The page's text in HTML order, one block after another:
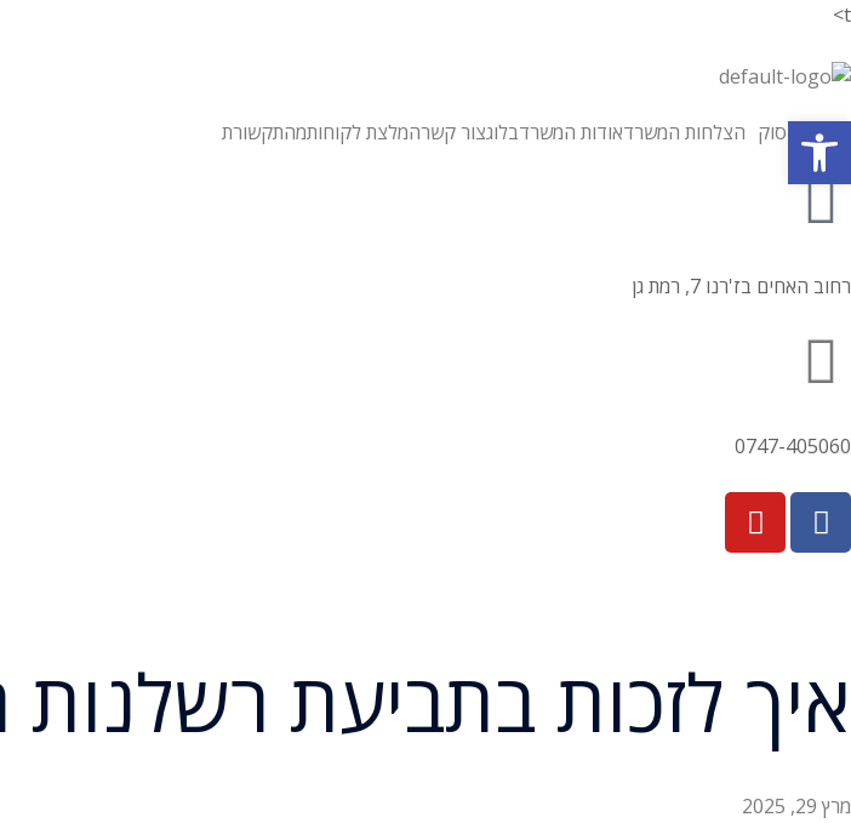
t>
תחומי עיסוק הצלחות המשרדאודות המשרדבלוגצור קשרהמלצת לקוחותמהתקשורת
רחוב האחים בז'רנו 7, רמת גן
0747-405060
איך לזכות בתביעת
מרץ 29, 2025
פתח סרגל נגישות